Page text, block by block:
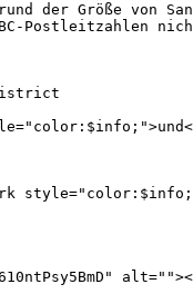
der Größe von
Postleitzahlen